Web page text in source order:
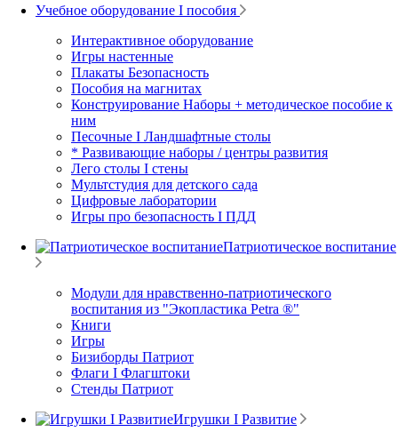
Учебное оборудование I пособия
Интерактивное оборудование
Игры настенные
Плакаты Безопасность
Пособия на магнитах
Конструирование Наборы + методическое пособие к
ним
Песочные I Ландшафтные столы
* Развивающие наборы / центры развития
Лего столы I стены
Мультстудия для детского сада
Цифровые лаборатории
Игры про безопасность I ПДД
Патриотическое воспитание
Модули для нравственно-патриотического
воспитания из "Экопластика Petra ®"
Книги
Игры
Бизиборды Патриот
Флаги I Флагштоки
Стенды Патриот
Игрушки I Развитие